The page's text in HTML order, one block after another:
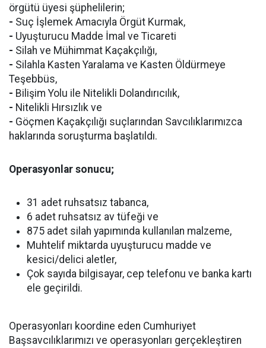
örgütü üyesi şüphelilerin;
- Suç İşlemek Amacıyla Örgüt Kurmak,
- Uyuşturucu Madde İmal ve Ticareti
- Silah ve Mühimmat Kaçakçılığı,
- Silahla Kasten Yaralama ve Kasten Öldürmeye
Teşebbüs,
- Bilişim Yolu ile Nitelikli Dolandırıcılık,
- Nitelikli Hırsızlık ve
- Göçmen Kaçakçılığı suçlarından Savcılıklarımızca
haklarında soruşturma başlatıldı.
Operasyonlar sonucu;
31 adet ruhsatsız tabanca,
6 adet ruhsatsız av tüfeği ve
875 adet silah yapımında kullanılan malzeme,
Muhtelif miktarda uyuşturucu madde ve
kesici/delici aletler,
Çok sayıda bilgisayar, cep telefonu ve banka kartı
ele geçirildi.
Operasyonları koordine eden Cumhuriyet
Başsavcılıklarımızı ve operasyonları gerçekleştiren